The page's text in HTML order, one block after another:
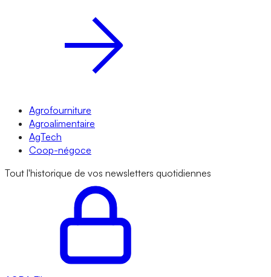
Agrofourniture
Agroalimentaire
AgTech
Coop-négoce
Tout l'historique de vos newsletters quotidiennes